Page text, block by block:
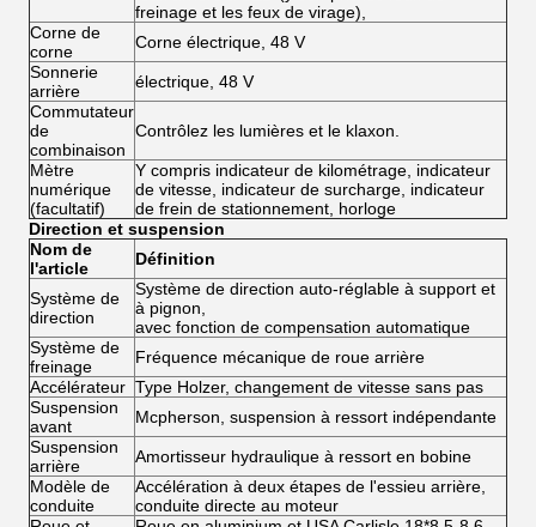
freinage et les feux de virage),
Corne de
corne
Corne électrique, 48 V
Sonnerie
arrière
électrique, 48 V
Commutateur
de
combinaison
Contrôlez les lumières et le klaxon.
Mètre
numérique
(facultatif)
Y compris indicateur de kilométrage, indicateur
de vitesse, indicateur de surcharge, indicateur
de frein de stationnement, horloge
Direction et suspension
Nom de
l'article
Définition
Système de
direction
Système de direction auto-réglable à support et
à pignon,
avec fonction de compensation automatique
Système de
freinage
Fréquence mécanique de roue arrière
Accélérateur Type Holzer, changement de vitesse sans pas
Suspension
avant
Mcpherson, suspension à ressort indépendante
Suspension
arrière
Amortisseur hydraulique à ressort en bobine
Modèle de
conduite
Accélération à deux étapes de l'essieu arrière,
conduite directe au moteur